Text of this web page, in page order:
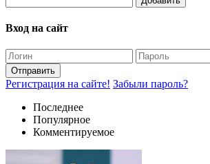
Вход на сайт
Отправить
Регистрация на сайте! Забыли пароль?
Последнее
Популярное
Комментируемое